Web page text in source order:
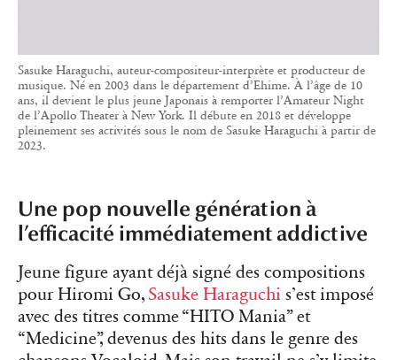
Sasuke Haraguchi, auteur-compositeur-interprète et producteur de
musique. Né en 2003 dans le département d’Ehime. À l’âge de 10
ans, il devient le plus jeune Japonais à remporter l’Amateur Night
de l’Apollo Theater à New York. Il débute en 2018 et développe
pleinement ses activités sous le nom de Sasuke Haraguchi à partir de
2023.
Une pop nouvelle génération à
l’efficacité immédiatement addictive
Jeune figure ayant déjà signé des compositions
pour Hiromi Go,Sasuke Haraguchi s’est imposé
avec des titres comme “HITO Mania” et
“Medicine”, devenus des hits dans le genre des